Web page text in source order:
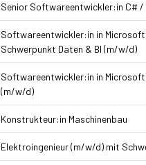
Senior Softwareentwickler:in C# /
Softwareentwickler:in in Microsoft
Schwerpunkt Daten & BI (m/w/d)
Softwareentwickler:in in Microsoft
(m/w/d)
Konstrukteur:in Maschinenbau
Elektroingenieur (m/w/d) mit